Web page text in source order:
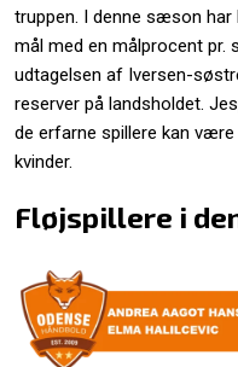
truppen. I denne sæson
mål med en målprocent pr.
udtagelsen af Iversen-
reserver på landsholdet.
de erfarne spillere kan
kvinder.
Fløjspillere i